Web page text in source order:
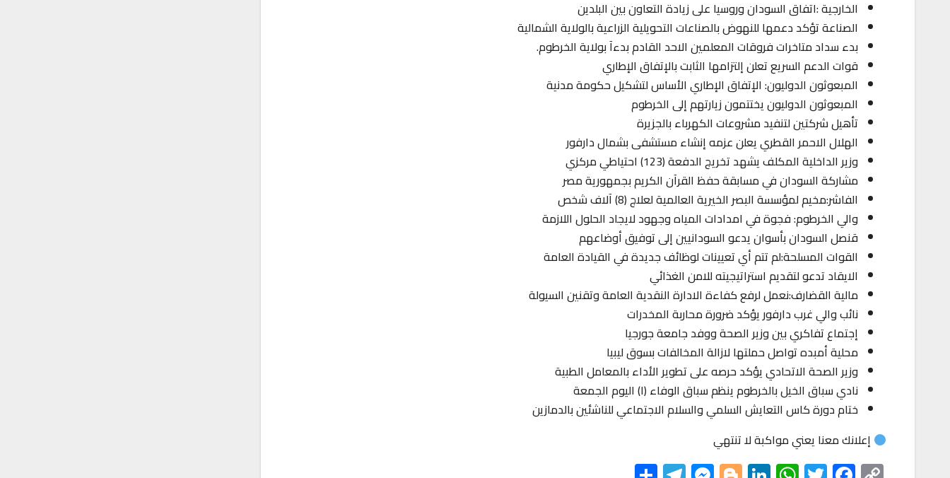
الخارجية :اتفاق السودان وروسيا على زيادة التعاون بين البلدين
الصناعة تؤكد دعمها للنهوض بالصناعات التحويلية الزراعية بالولاية الشمالية
بدء سداد متاخرات فروقات المعلمين الاحد القادم بدءآ بولاية الخرطوم.
قوات الدعم السريع تعلن إلتزامها الثابت بالإتفاق الإطاري
المبعوثون الدوليون: الإتفاق الإطاري الأساس لتشكيل حكومة مدنية
المبعوثون الدوليون يختتمون زيارتهم إلى الخرطوم
تأهيل شركتين لتنفيد مشروعات الكهرباء بالجزيرة
الهلال الاحمر القطري يعلن عزمه إنشاء مستشفى بشمال دارفور
وزير الداخلية المكلف يشهد تخريج الدفعة (123) احتياطي مركزي
مشاركة السودان في مسابقة حفظ القرآن الكريم بجمهورية مصر
الفاشر:مخيم لمؤسسة البصر الخيرية العالمية لعلاج (8) آلاف شخص
والي الخرطوم: فجوة في امدادات المياه وجهود لايجاد الحلول اللازمة
قنصل السودان بأسوان يدعو السودانيين إلى توفيق أوضاعهم
القوات المسلحة:لم تتم أي تعيينات لوظائف جديدة في القيادة العامة
الايقاد تدعو لتقديم استراتيجيته للامن الغذائي
مالية القضارف:نعمل لرفع كفاءة الادارة النقدية العامة وتقنين السيولة
نائب والي غرب دارفور يؤكد ضرورة محاربة المخدرات
إجتماع تفاكري بين وزير الصحة ووفد جامعة جورجيا
محلية أمبده تواصل حملتها لازالة المخالفات بسوق ليبيا
وزير الصحة الاتحادي يؤكد حرصه على تطوير الأداء بالمعامل الطبية
نادي سباق الخيل بالخرطوم ينظم سباق الوفاء (١) اليوم الجمعة
ختام دورة كاس التعايش السلمي والسلام الاجتماعي للناشئين بالدمازين
إعلانك معنا يعني مواكبة لا تنتهي